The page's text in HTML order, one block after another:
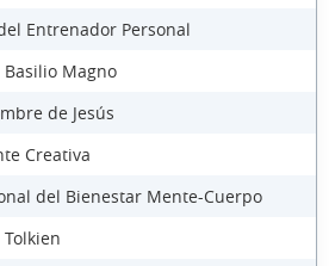
Entrenador Personal
Basilio Magno
de Jesús
Creativa
del Bienestar Mente-Cuerpo
Tolkien